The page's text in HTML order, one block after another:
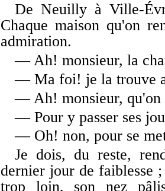
De Neuilly à Ville-
Chaque maison qu'on
admiration.
— Ah! monsieur, la
— Ma foi! je la trouve
— Ah! monsieur, qu'on
— Pour y passer ses
— Oh! non, pour se
Je dois, du reste,
dernier jour de faiblesse
trop loin, son nez